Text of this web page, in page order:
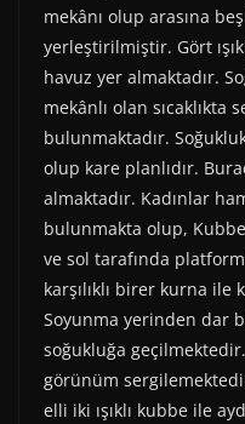
mekânı olup arasına
yerleştirilmiştir. Gört
havuz yer almaktadır.
mekânlı olan sıcaklıkta
bulunmaktadır.
olup kare planlıdır.
almaktadır. Kadınlar
bulunmakta olup,
ve sol tarafında
karşılıklı birer kurna
Soyunma yerinden dar
soğukluğa
görünüm
elli iki ışıklı kubbe ile